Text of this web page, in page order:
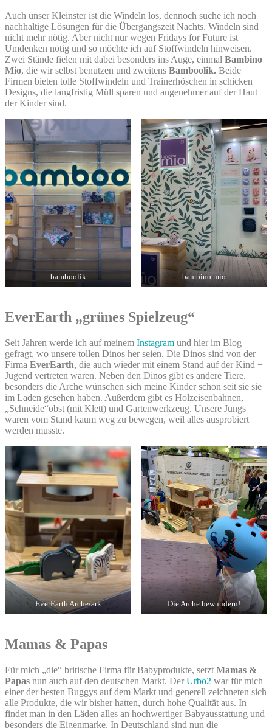
Auch unser Kleinster ist die Windeln los, dennoch suche ich noch
nachhaltige Lösungen für die Übergangszeit Nachts. Windeln sind
nicht mehr nötig. Aber nicht nur wegen Fridays for Future ist
Umdenken nötig und so möchte ich auf Stoffwindeln hinweisen.
Zwei Stände fielen mit dabei besonders ins Auge, einmal Bambino
Mio, die wir selbst benutzen und zweitens Bamboolik. Beide
Firmen bieten tolle Stoffwindeln und Trainerhöschen in schicken
Designs, die langfristig Müll sparen und angenehmer auf der Haut
der Kinder sind.
bamboolik bambino mio
EverEarth „grünes Spielzeug“
Seit Jahren werde ich auf meinem Instagram und hier im Blog
gefragt, wo unsere tollen Dinos her seien. Die Dinos sind von der
Firma EverEarth, die auch wieder mit einem Stand auf der Kind +
Jugend vertreten waren. Neben den Dinos gibt es andere Tiere,
besonders die Arche wünschen sich meine Kinder schon seit sie sie
im Laden gesehen haben. Außerdem gibt es Holzeisenbahnen,
„Schneide“obst (mit Klett) und Gartenwerkzeug. Unsere Jungs
waren vom Stand kaum weg zu bewegen, weil alles ausprobiert
werden musste.
EverEarth Arche/ark Die Arche bewundern!
Mamas & Papas
Für mich „die“ britische Firma für Babyprodukte, setzt Mamas &
Papas nun auch auf den deutschen Markt. DerUrbo2 war für mich
einer der besten Buggys auf dem Markt und generell zeichneten sich
alle Produkte, die wir bisher hatten, durch hohe Qualität aus. In
findet man in den Läden alles an hochwertiger Babyausstattung und
besonders die Eigenmarke. In Deutschland sind nun die